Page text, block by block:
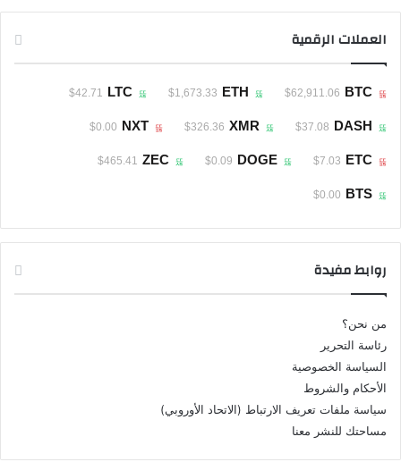
العملات الرقمية
BTC
$62,911.06
ETH
$1,673.33
LTC
$42.71
DASH
$37.08
XMR
$326.36
NXT
$0.00
ETC
$7.03
DOGE
$0.09
ZEC
$465.41
BTS
$0.00
روابط مفيدة
من نحن؟
رئاسة التحرير
السياسة الخصوصية
الأحكام والشروط
سياسة ملفات تعريف الارتباط (الاتحاد الأوروبي)
مساحتك للنشر معنا